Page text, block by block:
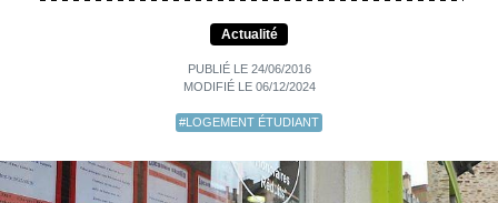
Actualité
PUBLIÉ LE 24/06/2016
MODIFIÉ LE 06/12/2024
#LOGEMENT ÉTUDIANT